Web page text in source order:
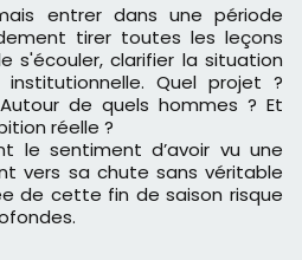
entrer dans une période
tirer toutes les leçons
s'écouler, clarifier la situation
Quel projet ?
de quels hommes ? Et
réelle ?
le sentiment d’avoir vu une
vers sa chute sans véritable
de cette fin de saison risque